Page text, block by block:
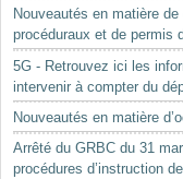
Nouveautés en matière
procéduraux et de permis
5G - Retrouvez ici les
intervenir à compter du
Nouveautés en matière
Arrêté du GRBC du 31
procédures d’instruction